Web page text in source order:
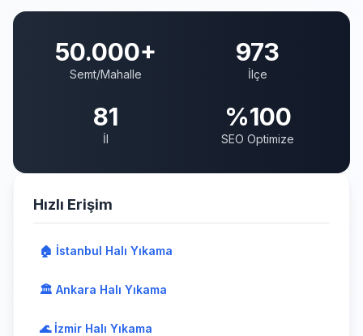
50.000+
Semt/Mahalle
973
İlçe
81
İl
%100
SEO Optimize
Hızlı Erişim
🏠 İstanbul Halı Yıkama
🏛️ Ankara Halı Yıkama
🌊 İzmir Halı Yıkama